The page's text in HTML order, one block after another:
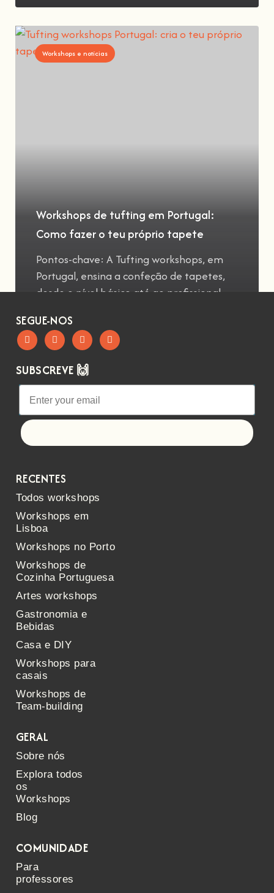
Workshops e notícias
Workshops de tufting em Portugal:
Como fazer o teu próprio tapete
Pontos-chave: A Tufting workshops, em
Portugal, ensina a confeção de tapetes,
desde o nível básico até ao profissional
SEGUE-NOS
SUBSCREVE 🙌
RECENTES
Todos workshops
Workshops em
Lisboa
Workshops no Porto
Workshops de
Cozinha Portuguesa
Artes workshops
Gastronomia e
Bebidas
Casa e DIY
Workshops para
casais
Workshops de
Team-building
GERAL
Sobre nós
Explora todos
os
Workshops
Blog
COMUNIDADE
Para
professores